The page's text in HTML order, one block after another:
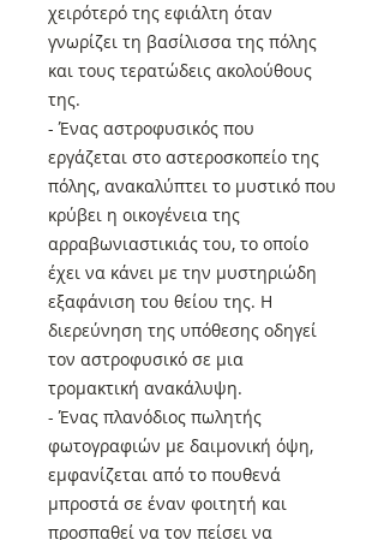
χειρότερό της εφιάλτη όταν
γνωρίζει τη βασίλισσα της πόλης
και τους τερατώδεις ακολούθους
της.
- Ένας αστροφυσικός που
εργάζεται στο αστεροσκοπείο της
πόλης, ανακαλύπτει το μυστικό που
κρύβει η οικογένεια της
αρραβωνιαστικιάς του, το οποίο
έχει να κάνει με την μυστηριώδη
εξαφάνιση του θείου της. Η
διερεύνηση της υπόθεσης οδηγεί
τον αστροφυσικό σε μια
τρομακτική ανακάλυψη.
- Ένας πλανόδιος πωλητής
φωτογραφιών με δαιμονική όψη,
εμφανίζεται από το πουθενά
μπροστά σε έναν φοιτητή και
προσπαθεί να τον πείσει να